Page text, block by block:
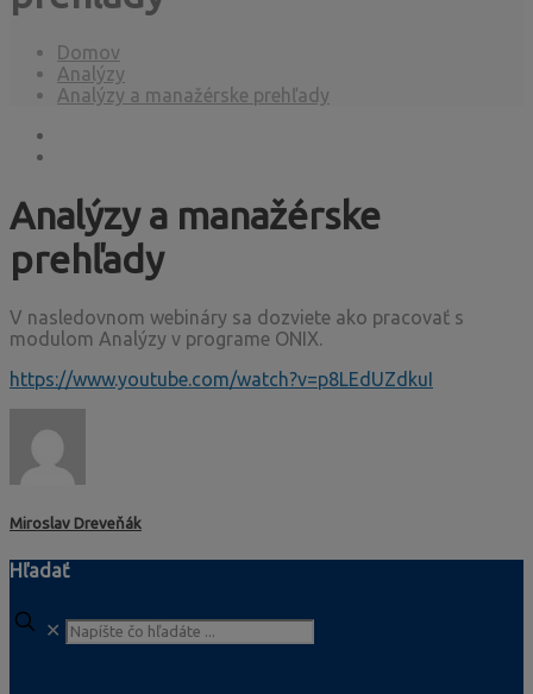
Domov
Analýzy
Analýzy a manažérske prehľady
Analýzy a manažérske
prehľady
V nasledovnom webináry sa dozviete ako pracovať s
modulom Analýzy v programe ONIX.
https://www.youtube.com/watch?v=p8LEdUZdkuI
Miroslav Dreveňák
Hľadať
✕